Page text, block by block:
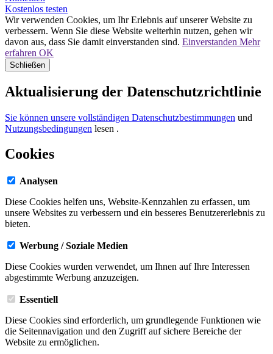
Kostenlos testen
Wir verwenden Cookies, um Ihr Erlebnis auf unserer Website zu
verbessern. Wenn Sie diese Website weiterhin nutzen, gehen wir
davon aus, dass Sie damit einverstanden sind. Einverstanden Mehr
erfahren OK
Schließen
Aktualisierung der Datenschutzrichtlinie
Sie können unsere vollständigen Datenschutzbestimmungen und
Nutzungsbedingungen lesen .
Cookies
Analysen
Diese Cookies helfen uns, Website-Kennzahlen zu erfassen, um
unsere Websites zu verbessern und ein besseres Benutzererlebnis zu
bieten.
Werbung / Soziale Medien
Diese Cookies wurden verwendet, um Ihnen auf Ihre Interessen
abgestimmte Werbung anzuzeigen.
Essentiell
Diese Cookies sind erforderlich, um grundlegende Funktionen wie
die Seitennavigation und den Zugriff auf sichere Bereiche der
Website zu ermöglichen.